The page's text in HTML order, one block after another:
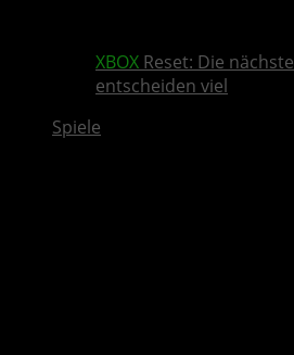
XBOX Reset: Die
entscheiden viel
Spiele